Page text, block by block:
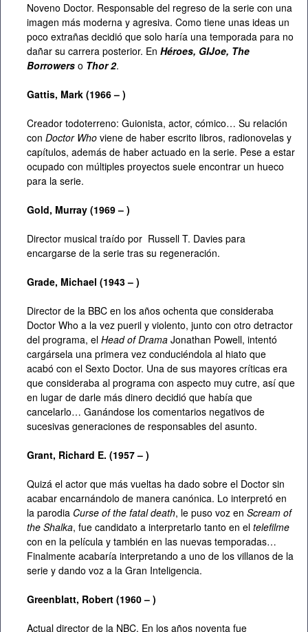
Noveno Doctor. Responsable del regreso de la serie con una
imagen más moderna y agresiva. Como tiene unas ideas un
poco extrañas decidió que solo haría una temporada para no
dañar su carrera posterior. En Héroes, GIJoe, The
Borrowers o Thor 2.
Gattis, Mark (1966 – )
Creador todoterreno: Guionista, actor, cómico… Su relación
con Doctor Who viene de haber escrito libros, radionovelas y
capítulos, además de haber actuado en la serie. Pese a estar
ocupado con múltiples proyectos suele encontrar un hueco
para la serie.
Gold, Murray (1969 – )
Director musical traído por Russell T. Davies para
encargarse de la serie tras su regeneración.
Grade, Michael (1943 – )
Director de la BBC en los años ochenta que consideraba
Doctor Who a la vez pueril y violento, junto con otro detractor
del programa, el Head of Drama Jonathan Powell, intentó
cargársela una primera vez conduciéndola al hiato que
acabó con el Sexto Doctor. Una de sus mayores críticas era
que consideraba al programa con aspecto muy cutre, así que
en lugar de darle más dinero decidió que había que
cancelarlo… Ganándose los comentarios negativos de
sucesivas generaciones de responsables del asunto.
Grant, Richard E. (1957 – )
Quizá el actor que más vueltas ha dado sobre el Doctor sin
acabar encarnándolo de manera canónica. Lo interpretó en
la parodia Curse of the fatal death, le puso voz en Scream of
the Shalka, fue candidato a interpretarlo tanto en el telefilme
con en la película y también en las nuevas temporadas…
Finalmente acabaría interpretando a uno de los villanos de la
serie y dando voz a la Gran Inteligencia.
Greenblatt, Robert (1960 – )
Actual director de la NBC. En los años noventa fue